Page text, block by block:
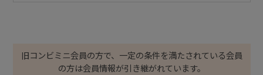
旧コンビミニ会員の方で、一定の条件を満たされている会員
の方は会員情報が引き継がれています。